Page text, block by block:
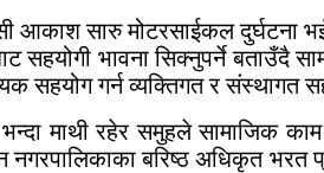
आकाश सारु मोटरसाईकल दुर्घटना
भावना सिक्नुपर्ने बताउँदै
सहयोग गर्न व्यक्तिगत र संस्थागत
माथी रहेर समुहले सामाजिक
बरिष्ठ अधिकृत